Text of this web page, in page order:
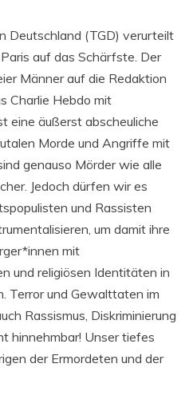
Deutschland (TGD) verurteilt
auf das Schärfste. Der
Männer auf die Redaktion
Charlie Hebdo mit
eine äußerst abscheuliche
Morde und Angriffe mit
genauso Mörder wie alle
Jedoch dürfen wir es
und Rassisten
um damit ihre
mit
und religiösen Identitäten in
Terror und Gewalttaten im
Rassismus, Diskriminierung
hinnehmbar! Unser tiefes
der Ermordeten und der